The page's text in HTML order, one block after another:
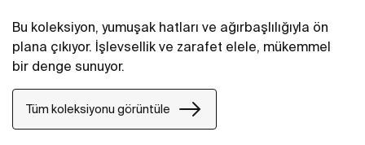
Bu koleksiyon, yumuşak hatları ve ağırbaşlılığıyla ön
plana çıkıyor. İşlevsellik ve zarafet elele, mükemmel
bir denge sunuyor.
Tüm koleksiyonu görüntüle